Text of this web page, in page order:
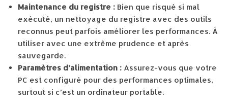
Maintenance du registre : Bien que risqué si mal
exécuté, un nettoyage du registre avec des outils
reconnus peut parfois améliorer les performances. À
utiliser avec une extrême prudence et après
sauvegarde.
Paramètres d’alimentation : Assurez-vous que votre
PC est configuré pour des performances optimales,
surtout si c’est un ordinateur portable.